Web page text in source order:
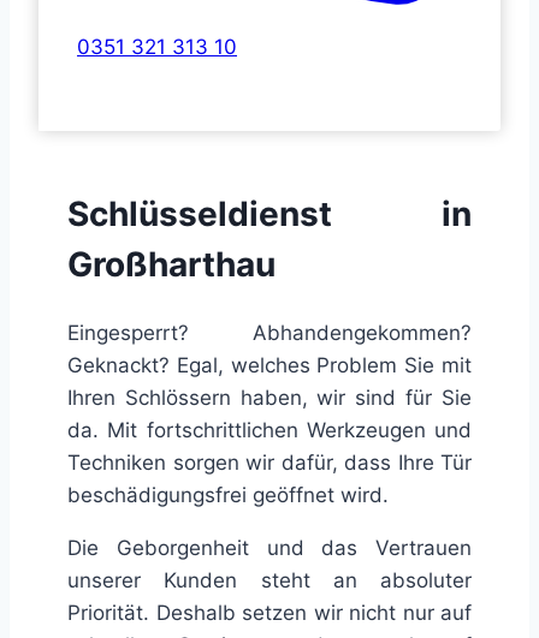
0351 321 313 10
Schlüsseldienst in
Großharthau
Eingesperrt? Abhandengekommen?
Geknackt? Egal, welches Problem Sie mit
Ihren Schlössern haben, wir sind für Sie
da. Mit fortschrittlichen Werkzeugen und
Techniken sorgen wir dafür, dass Ihre Tür
beschädigungsfrei geöffnet wird.
Die Geborgenheit und das Vertrauen
unserer Kunden steht an absoluter
Priorität. Deshalb setzen wir nicht nur auf